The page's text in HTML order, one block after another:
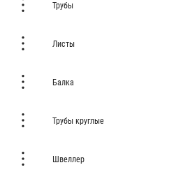
Трубы
Листы
Балка
Трубы круглые
Швеллер